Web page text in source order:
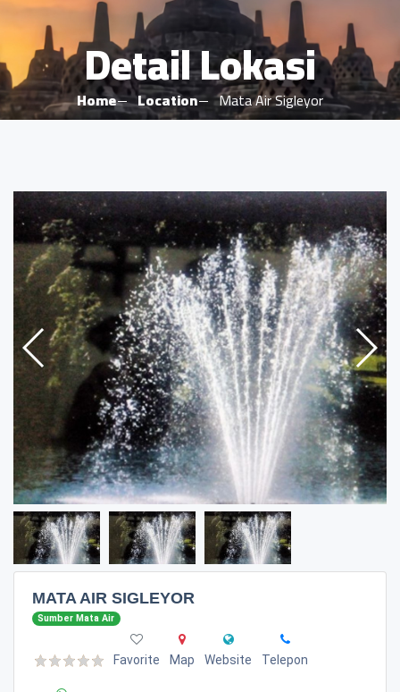
Detail Lokasi
Home Location Mata Air Sigleyor
MATA AIR SIGLEYOR
Sumber Mata Air
Favorite Map Website Telepon